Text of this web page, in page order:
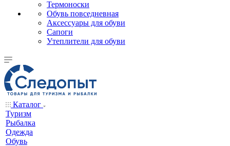
Термоноски
Обувь повседневная
Аксессуары для обуви
Сапоги
Утеплители для обуви
Каталог
Туризм
Рыбалка
Одежда
Обувь